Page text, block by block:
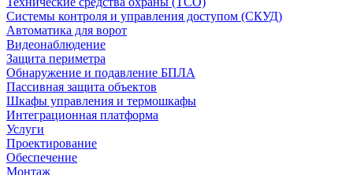
Системы контроля и управления доступом (СКУД)
Автоматика для ворот
Видеонаблюдение
Защита периметра
Обнаружение и подавление БПЛА
Пассивная защита объектов
Шкафы управления и термошкафы
Интеграционная платформа
Услуги
Проектирование
Обеспечение
Монтаж